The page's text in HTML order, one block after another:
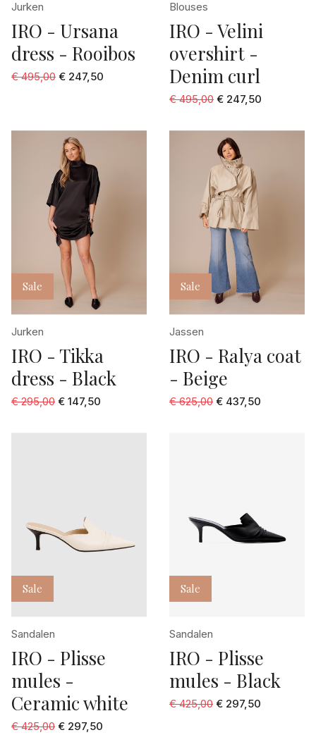
Jurken
IRO - Ursana
dress - Rooibos
€ 495,00 € 247,50
Blouses
IRO - Velini
overshirt -
Denim curl
€ 495,00 € 247,50
Sale
Jurken
IRO - Tikka
dress - Black
€ 295,00 € 147,50
Sale
Jassen
IRO - Ralya coat
- Beige
€ 625,00 € 437,50
Sale
Sandalen
IRO - Plisse
mules -
Ceramic white
€ 425,00 € 297,50
Sale
Sandalen
IRO - Plisse
mules - Black
€ 425,00 € 297,50